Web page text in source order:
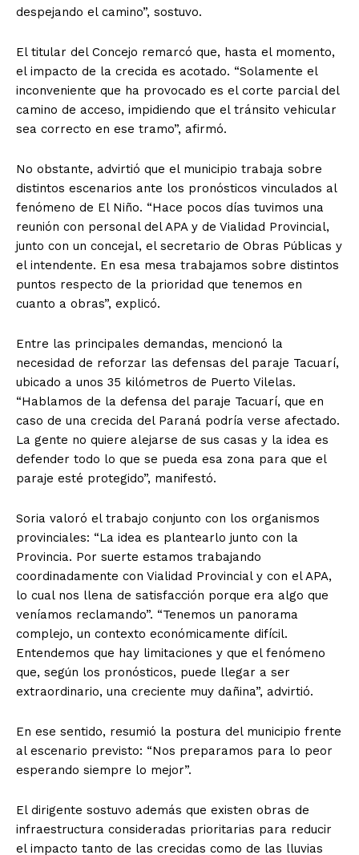
despejando el camino”, sostuvo.
El titular del Concejo remarcó que, hasta el momento,
el impacto de la crecida es acotado. “Solamente el
inconveniente que ha provocado es el corte parcial del
camino de acceso, impidiendo que el tránsito vehicular
sea correcto en ese tramo”, afirmó.
No obstante, advirtió que el municipio trabaja sobre
distintos escenarios ante los pronósticos vinculados al
fenómeno de El Niño. “Hace pocos días tuvimos una
reunión con personal del APA y de Vialidad Provincial,
junto con un concejal, el secretario de Obras Públicas y
el intendente. En esa mesa trabajamos sobre distintos
puntos respecto de la prioridad que tenemos en
cuanto a obras”, explicó.
Entre las principales demandas, mencionó la
necesidad de reforzar las defensas del paraje Tacuarí,
ubicado a unos 35 kilómetros de Puerto Vilelas.
“Hablamos de la defensa del paraje Tacuarí, que en
caso de una crecida del Paraná podría verse afectado.
La gente no quiere alejarse de sus casas y la idea es
defender todo lo que se pueda esa zona para que el
paraje esté protegido”, manifestó.
Soria valoró el trabajo conjunto con los organismos
provinciales: “La idea es plantearlo junto con la
Provincia. Por suerte estamos trabajando
coordinadamente con Vialidad Provincial y con el APA,
lo cual nos llena de satisfacción porque era algo que
veníamos reclamando”. “Tenemos un panorama
complejo, un contexto económicamente difícil.
Entendemos que hay limitaciones y que el fenómeno
que, según los pronósticos, puede llegar a ser
extraordinario, una creciente muy dañina”, advirtió.
En ese sentido, resumió la postura del municipio frente
al escenario previsto: “Nos preparamos para lo peor
esperando siempre lo mejor”.
El dirigente sostuvo además que existen obras de
infraestructura consideradas prioritarias para reducir
el impacto tanto de las crecidas como de las lluvias